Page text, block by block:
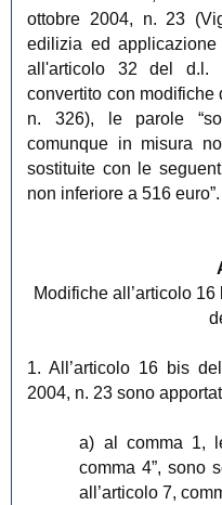
ottobre 2004, n. 23
edilizia ed
all'articolo 32 del d.l.
convertito con modifiche
n. 326), le parole
comunque in misura
sostituite con le
non inferiore a 516 euro”.
Modifiche all’articolo
1. All’articolo 16 bis
2004, n. 23 sono
a) al comma 1,
comma 4”, sono
all’articolo 7,